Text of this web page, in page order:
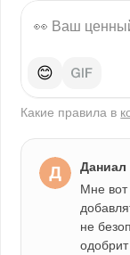
😊
Какие правила в
Мне вот
не